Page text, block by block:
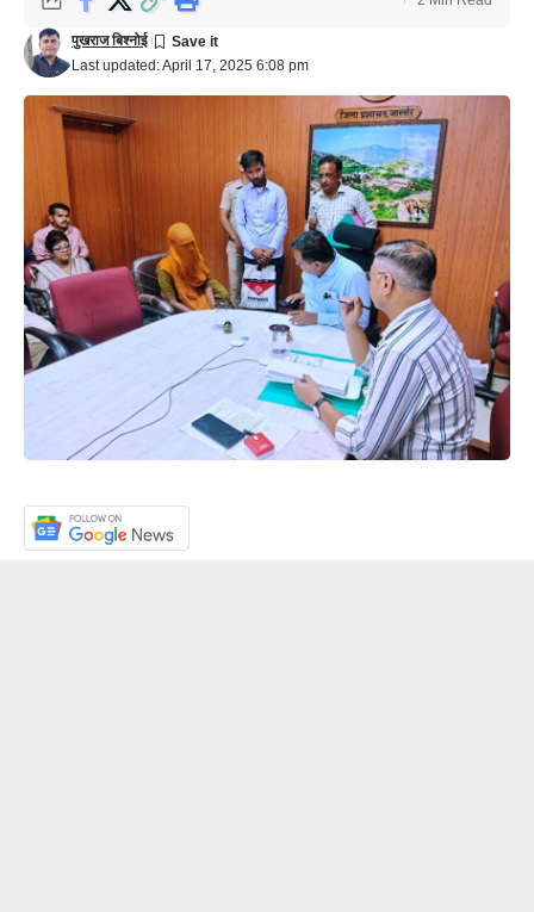
Last updated: April 17, 2025 6:08 pm
पुखराज बिश्नोई